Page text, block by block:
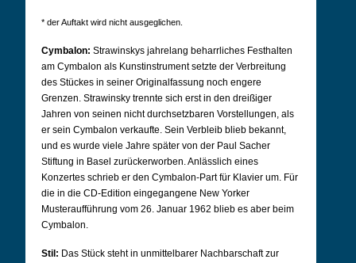
* der Auftakt wird nicht ausgeglichen.
Cymbalon: Strawinskys jahrelang beharrliches Festhalten
am Cymbalon als Kunstinstrument setzte der Verbreitung
des Stückes in seiner Originalfassung noch engere
Grenzen. Strawinsky trennte sich erst in den dreißiger
Jahren von seinen nicht durchsetzbaren Vorstellungen, als
er sein Cymbalon verkaufte. Sein Verbleib blieb bekannt,
und es wurde viele Jahre später von der Paul Sacher
Stiftung in Basel zurückerworben. Anlässlich eines
Konzertes schrieb er den Cymbalon-Part für Klavier um. Für
die in die CD-Edition eingegangene New Yorker
Musteraufführung vom 26. Januar 1962 blieb es aber beim
Cymbalon.
Stil: Das Stück steht in unmittelbarer Nachbarschaft zur